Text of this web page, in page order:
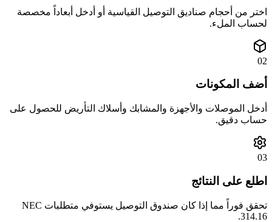
اختر من أحجام صناديق التوصيل القياسية أو أدخل أبعاداً مخصصة
لحساب الملء.
02
أضف المكونات
أدخل الموصلات والأجهزة والمشابك وأسلاك التأريض للحصول على
حساب دقيق.
03
اطلع على النتائج
تحقق فوراً مما إذا كان صندوق التوصيل يستوفي متطلبات NEC
314.16.